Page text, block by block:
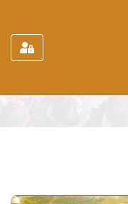
Catalogue